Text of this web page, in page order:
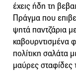
έχεις ήδη τη
Πράγμα που
ψητά παντζάρια
καβουρντισμένα
πολίτικη σαλάτα
μαύρες σταφίδες